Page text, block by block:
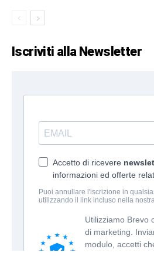
Iscriviti alla Newsletter